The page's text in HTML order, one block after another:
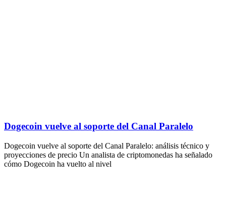
Dogecoin vuelve al soporte del Canal Paralelo
Dogecoin vuelve al soporte del Canal Paralelo: análisis técnico y
proyecciones de precio Un analista de criptomonedas ha señalado
cómo Dogecoin ha vuelto al nivel